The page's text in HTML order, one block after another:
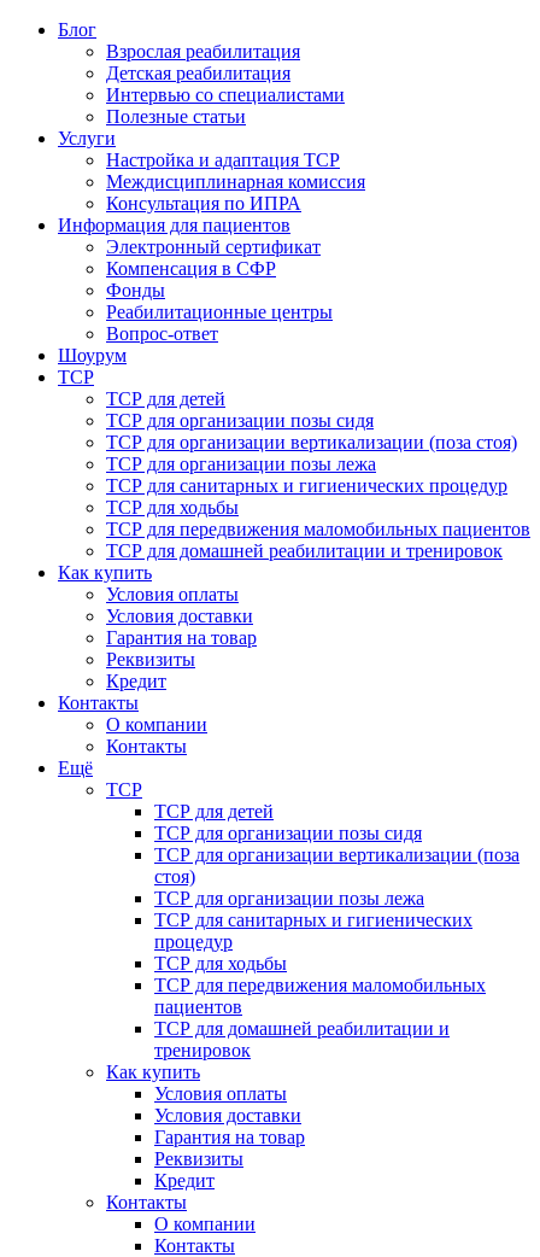
Блог
Взрослая реабилитация
Детская реабилитация
Интервью со специалистами
Полезные статьи
Услуги
Настройка и адаптация ТСР
Междисциплинарная комиссия
Консультация по ИПРА
Информация для пациентов
Электронный сертификат
Компенсация в СФР
Фонды
Реабилитационные центры
Вопрос-ответ
Шоурум
ТСР
ТСР для детей
ТСР для организации позы сидя
ТСР для организации вертикализации (поза стоя)
ТСР для организации позы лежа
ТСР для санитарных и гигиенических процедур
ТСР для ходьбы
ТСР для передвижения маломобильных пациентов
ТСР для домашней реабилитации и тренировок
Как купить
Условия оплаты
Условия доставки
Гарантия на товар
Реквизиты
Кредит
Контакты
О компании
Контакты
Ещё
ТСР
ТСР для детей
ТСР для организации позы сидя
ТСР для организации вертикализации (поза
стоя)
ТСР для организации позы лежа
ТСР для санитарных и гигиенических
процедур
ТСР для ходьбы
ТСР для передвижения маломобильных
пациентов
ТСР для домашней реабилитации и
тренировок
Как купить
Условия оплаты
Условия доставки
Гарантия на товар
Реквизиты
Кредит
Контакты
О компании
Контакты